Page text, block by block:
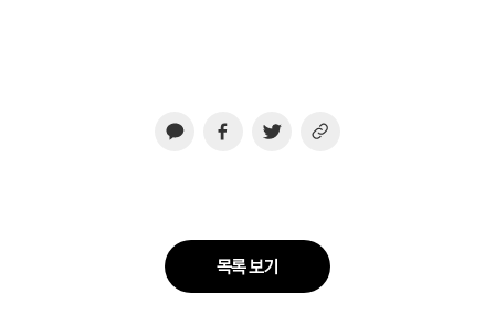
목록 보기